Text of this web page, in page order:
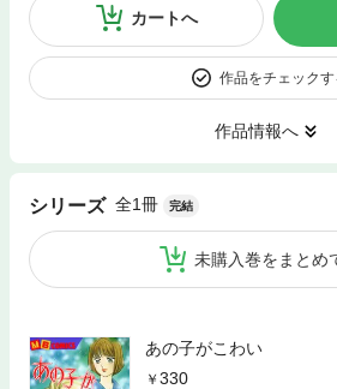
カートへ
作品をチェックす
作品情報へ
シリーズ 全1冊 完結
未購入巻をまとめ
あの子がこわい
330